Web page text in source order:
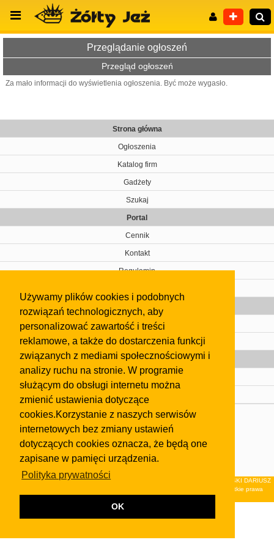
Używamy plików cookies i podobnych
rozwiązań technologicznych, aby
personalizować zawartość i treści
reklamowe, a także do dostarczenia funkcji
związanych z mediami społecznościowymi i
analizy ruchu na stronie. W programie
służącym do obsługi internetu można
zmienić ustawienia dotyczące
cookies.Korzystanie z naszych serwisów
internetowych bez zmiany ustawień
dotyczących cookies oznacza, że będą one
zapisane w pamięci urządzenia.
Polityka prywatności
OK
Przeglądanie ogłoszeń
Przegląd ogłoszeń
Za mało informacji do wyświetlenia ogłoszenia. Być może wygasło.
Strona główna
Ogłoszenia
Katalog firm
Gadżety
Szukaj
Portal
Cennik
Kontakt
Regulamin
Gazeta
Olkusz
Kontakt
Strefa dla biznesu
Biura nieruchomości
Dealerzy i autokomisy
Skontaktuj się z nami
regulaminuiPolityki Prywatności.
Klauzula FB
© 2026Wydawnictwo NEON sp. z o.o. (dawniej: FIRMA NEON MAREK KLUCZEWSKI DARIUSZ
KRAWCZYK s.c.) z siedzibą w Olkuszu, ul.Żuradzka 15, 32-300 Olkusz . Wszystkie prawa